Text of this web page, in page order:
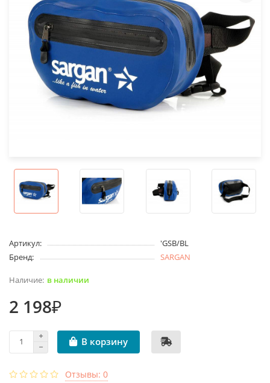
Артикул:
'GSB/BL
Бренд:
SARGAN
в наличии
2 198₽
В корзину
Отзывы: 0